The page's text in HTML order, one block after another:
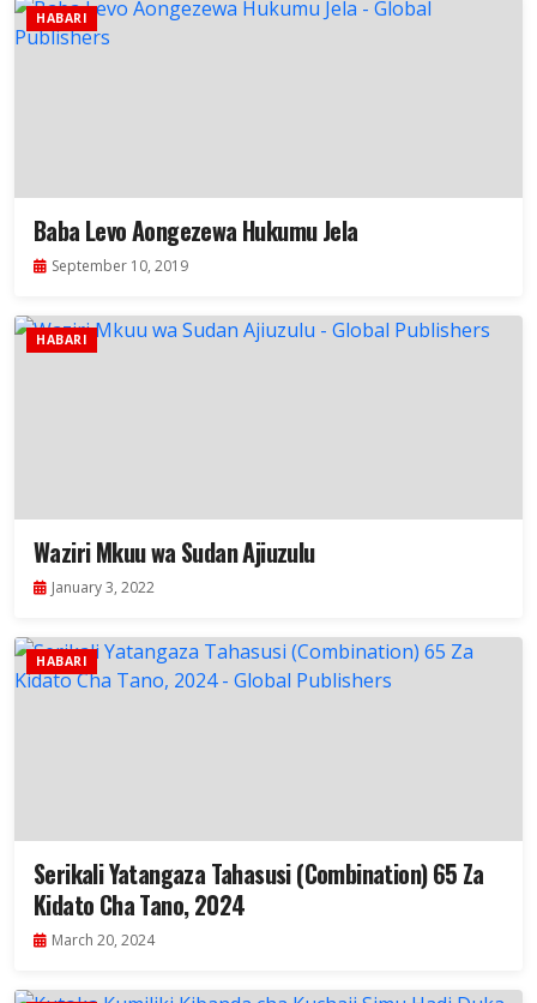
HABARI
Baba Levo Aongezewa Hukumu Jela
September 10, 2019
HABARI
Waziri Mkuu wa Sudan Ajiuzulu
January 3, 2022
HABARI
Serikali Yatangaza Tahasusi (Combination) 65 Za
Kidato Cha Tano, 2024
March 20, 2024